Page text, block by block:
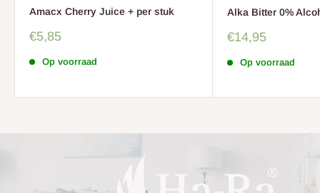
Amacx Cherry Juice + per stuk
Sale
€5,85
Op voorraad
Alka Bitter 0%
Sale
€14,95
Op voorraad